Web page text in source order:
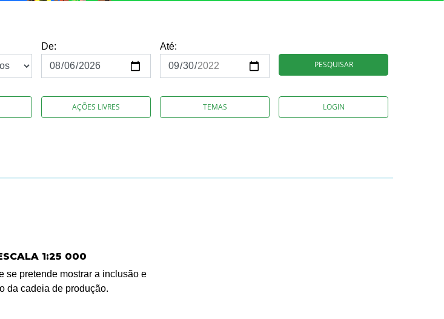
De:
Até:
PESQUISAR
AÇÕES LIVRES TEMAS LOGIN
1:25 000
se pretende mostrar a inclusão e
da cadeia de produção.